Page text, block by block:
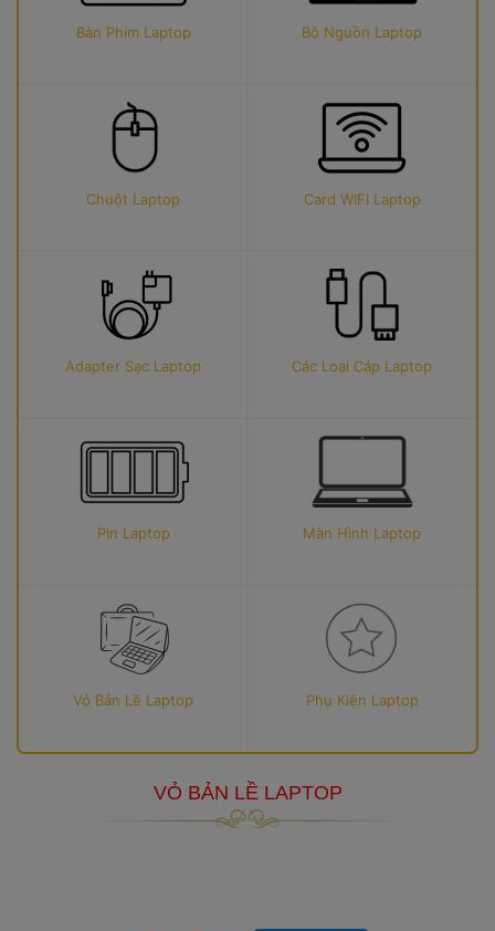
Bàn Phím Laptop
Chuột Laptop
Adapter Sạc Laptop
Pin Laptop
Vỏ Bản Lề Laptop
Bộ Nguồn Laptop
Card WIFI Laptop
Các Loại Cáp Laptop
Màn Hình Laptop
Phụ Kiện Laptop
VỎ BẢN LỀ LAPTOP